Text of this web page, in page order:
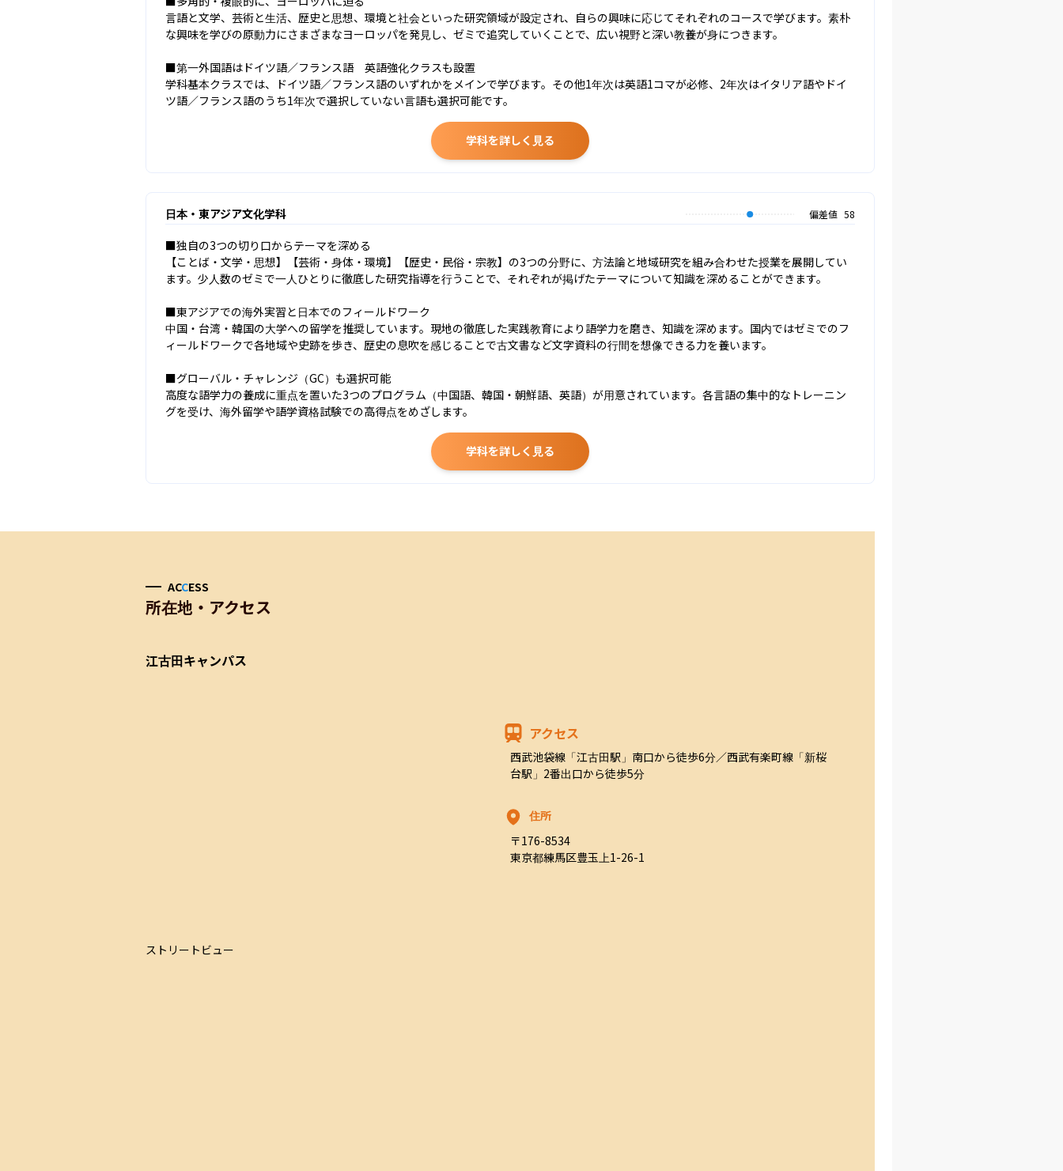
言語と文学、芸術と生活、歴史と思想、環境と社会といった研究領域が設定され、自らの興味に応じてそれぞれのコースで学びます。素朴
な興味を学びの原動力にさまざまなヨーロッパを発見し、ゼミで追究していくことで、広い視野と深い教養が身につきます。
■第一外国語はドイツ語／フランス語　英語強化クラスも設置
学科基本クラスでは、ドイツ語／フランス語のいずれかをメインで学びます。その他1年次は英語1コマが必修、2年次はイタリア語やドイ
ツ語／フランス語のうち1年次で選択していない言語も選択可能です。
学科を詳しく見る
日本・東アジア文化学科 偏差値 58
■独自の3つの切り口からテーマを深める
【ことば・文学・思想】【芸術・身体・環境】【歴史・民俗・宗教】の3つの分野に、方法論と地域研究を組み合わせた授業を展開してい
ます。少人数のゼミで一人ひとりに徹底した研究指導を行うことで、それぞれが掲げたテーマについて知識を深めることができます。
■東アジアでの海外実習と日本でのフィールドワーク
中国・台湾・韓国の大学への留学を推奨しています。現地の徹底した実践教育により語学力を磨き、知識を深めます。国内ではゼミでのフ
ィールドワークで各地域や史跡を歩き、歴史の息吹を感じることで古文書など文字資料の行間を想像できる力を養います。
■グローバル・チャレンジ（GC）も選択可能
高度な語学力の養成に重点を置いた3つのプログラム（中国語、韓国・朝鮮語、英語）が用意されています。各言語の集中的なトレーニン
グを受け、海外留学や語学資格試験での高得点をめざします。
学科を詳しく見る
ACCESS
所在地・アクセス
江古田キャンパス
アクセス
西武池袋線「江古田駅」南口から徒歩6分／西武有楽町線「新桜
台駅」2番出口から徒歩5分
住所
〒176-8534
東京都練馬区豊玉上1-26-1
ストリートビュー